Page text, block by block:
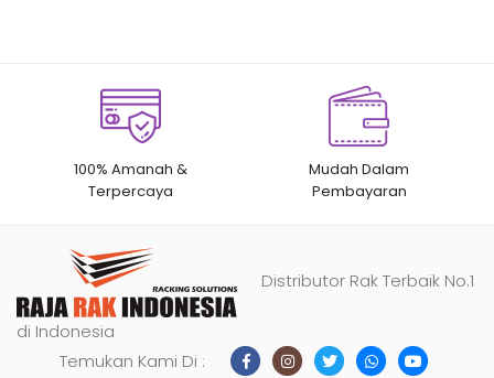
100% Amanah &
Terpercaya
Mudah Dalam
Pembayaran
Distributor Rak Terbaik No.1
di Indonesia
Temukan Kami Di :